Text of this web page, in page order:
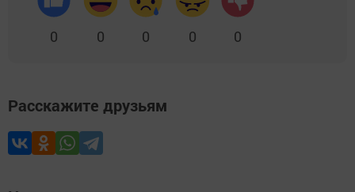
0 0 0 0 0
Расскажите друзьям